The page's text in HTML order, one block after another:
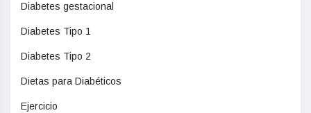
Diabetes gestacional
Diabetes Tipo 1
Diabetes Tipo 2
Dietas para Diabéticos
Ejercicio